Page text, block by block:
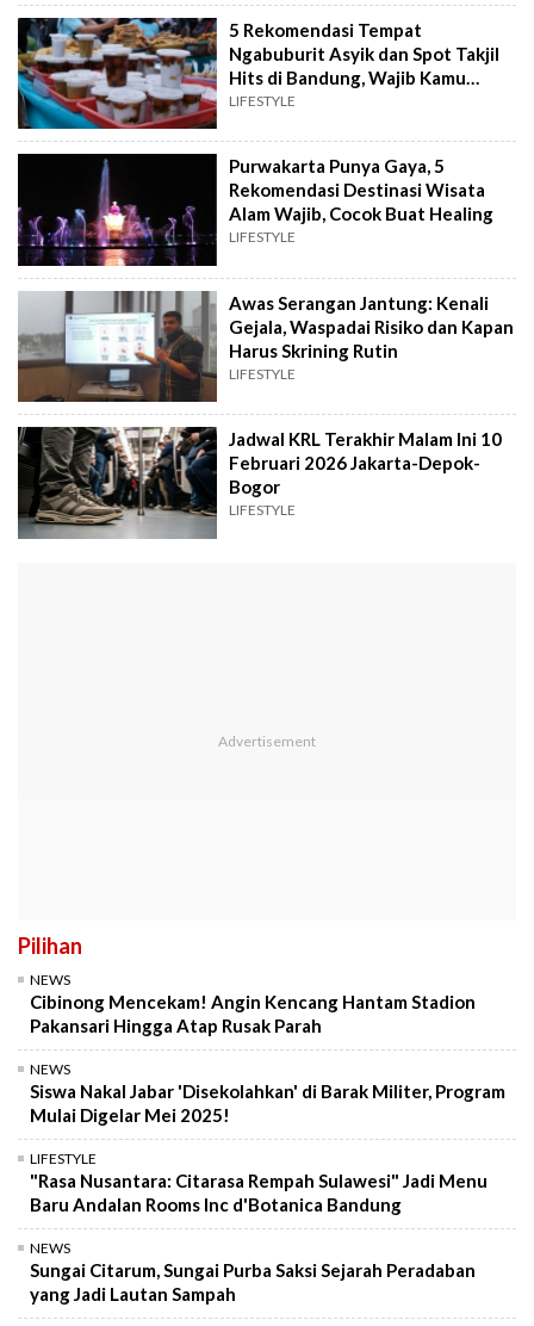
5 Rekomendasi Tempat
Ngabuburit Asyik dan Spot Takjil
Hits di Bandung, Wajib Kamu
Jelajahi
LIFESTYLE
Purwakarta Punya Gaya, 5
Rekomendasi Destinasi Wisata
Alam Wajib, Cocok Buat Healing
LIFESTYLE
Awas Serangan Jantung: Kenali
Gejala, Waspadai Risiko dan Kapan
Harus Skrining Rutin
LIFESTYLE
Jadwal KRL Terakhir Malam Ini 10
Februari 2026 Jakarta-Depok-
Bogor
LIFESTYLE
Pilihan
NEWS
Cibinong Mencekam! Angin Kencang Hantam Stadion
Pakansari Hingga Atap Rusak Parah
NEWS
Siswa Nakal Jabar 'Disekolahkan' di Barak Militer, Program
Mulai Digelar Mei 2025!
LIFESTYLE
"Rasa Nusantara: Citarasa Rempah Sulawesi" Jadi Menu
Baru Andalan Rooms Inc d'Botanica Bandung
NEWS
Sungai Citarum, Sungai Purba Saksi Sejarah Peradaban
yang Jadi Lautan Sampah